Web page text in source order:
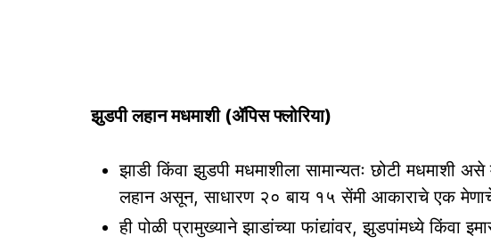
झुडपी लहान मधमाशी (ॲपिस फ्लोरिया)
झाडी किंवा झुडपी मधमाशीला सामान्यतः छोटी मधमाशी
लहान असून, साधारण २० बाय १५ सेंमी आकाराचे एक
ही पोळी प्रामुख्याने झाडांच्या फांद्यांवर, झुडपांमध्ये किंवा